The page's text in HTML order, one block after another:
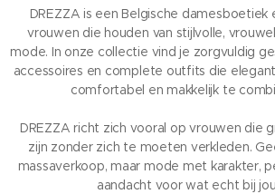
DREZZA is een Belgische
vrouwen die houden van stijlvolle,
mode. In onze collectie vind je zorgvuldig
accessoires en complete outfits die
comfortabel en makkelijk te
DREZZA richt zich vooral op vrouwen die
zijn zonder zich te moeten verkleden.
massaverkoop, maar mode met karakter,
aandacht voor wat echt bij